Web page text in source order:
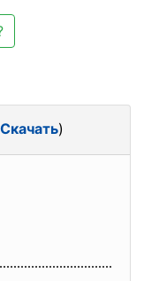
Скачать)
..............................